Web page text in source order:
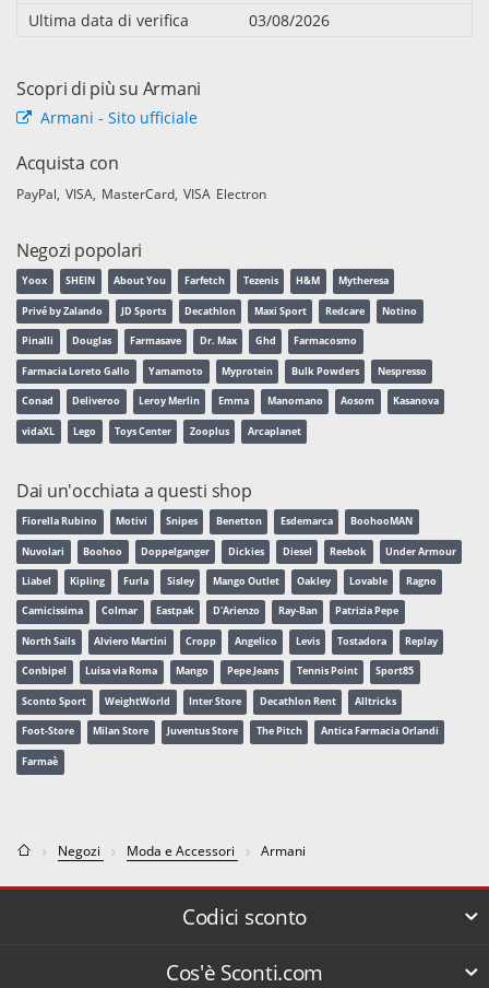
Ultima data di verifica
03/08/2026
Scopri di più su Armani
Armani - Sito ufficiale
Acquista con
PayPal VISA MasterCard VISA Electron
Negozi popolari
Yoox SHEIN About You Farfetch Tezenis H&M Mytheresa
Privé by Zalando JD Sports Decathlon Maxi Sport Redcare Notino
Pinalli Douglas Farmasave Dr. Max Ghd Farmacosmo
Farmacia Loreto Gallo Yamamoto Myprotein Bulk Powders Nespresso
Conad Deliveroo Leroy Merlin Emma Manomano Aosom Kasanova
vidaXL Lego Toys Center Zooplus Arcaplanet
Dai un'occhiata a questi shop
Fiorella Rubino Motivi Snipes Benetton Esdemarca BoohooMAN
Nuvolari Boohoo Doppelganger Dickies Diesel Reebok Under Armour
Liabel Kipling Furla Sisley Mango Outlet Oakley Lovable Ragno
Camicissima Colmar Eastpak D'Arienzo Ray-Ban Patrizia Pepe
North Sails Alviero Martini Cropp Angelico Levis Tostadora Replay
Conbipel Luisa via Roma Mango Pepe Jeans Tennis Point Sport85
Sconto Sport WeightWorld Inter Store Decathlon Rent Alltricks
Foot-Store Milan Store Juventus Store The Pitch Antica Farmacia Orlandi
Farmaè
Negozi Moda e Accessori Armani
Codici sconto
Cos'è Sconti.com